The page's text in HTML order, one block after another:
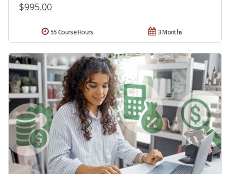
$995.00
3 Months
55 Course Hours